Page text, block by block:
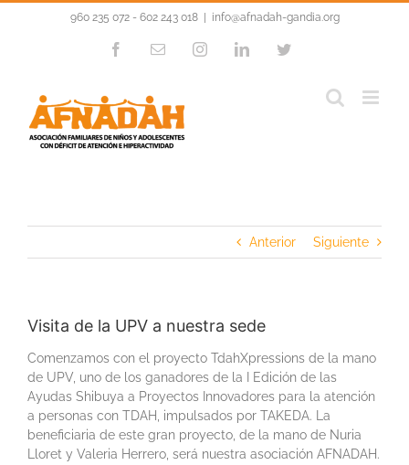
960 235 072 - 602 243 018 info@afnadah-gandia.org
FacebookCorreoInstagramLinkedInTwitter
Anterior Siguiente
Visita de la UPV a nuestra sede
Comenzamos con el proyecto TdahXpressions de la mano
de UPV, uno de los ganadores de la I Edición de las
Ayudas Shibuya a Proyectos Innovadores para la atención
a personas con TDAH, impulsados por TAKEDA. La
beneficiaria de este gran proyecto, de la mano de Nuria
Lloret y Valeria Herrero, será nuestra asociación AFNADAH.